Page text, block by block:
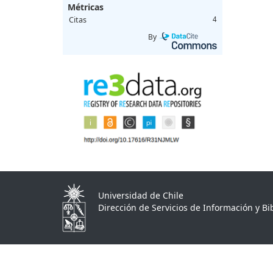
Métricas
Citas 4
By
Universidad de Chile
Dirección de Servicios de Información y